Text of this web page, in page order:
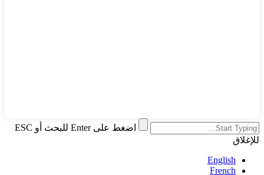
اضغط على Enter للبحث أو ESC
للإغلاق
English
French